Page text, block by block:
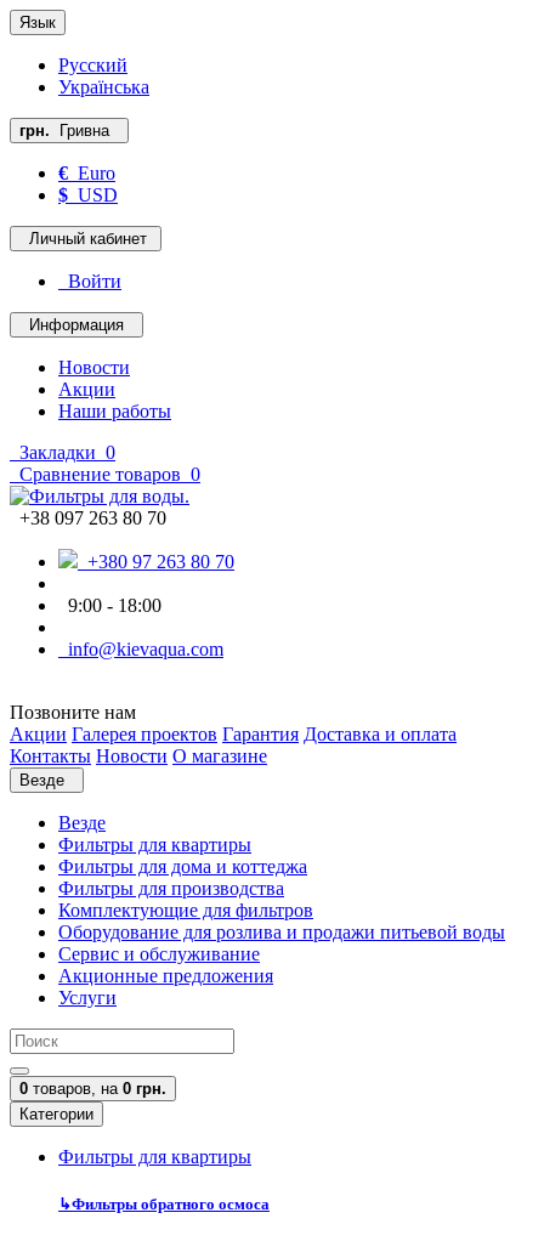
Язык
Русский
Українська
грн. Гривна
€ Euro
$ USD
Личный кабинет
Войти
Информация
Новости
Акции
Наши работы
Закладки 0
Сравнение товаров 0
+38 097 263 80 70
+380 97 263 80 70
9:00 - 18:00
info@kievaqua.com
Позвоните нам
Акции Галерея проектов Гарантия Доставка и оплата
Контакты Новости О магазине
Везде
Везде
Фильтры для квартиры
Фильтры для дома и коттеджа
Фильтры для производства
Комплектующие для фильтров
Оборудование для розлива и продажи питьевой воды
Сервис и обслуживание
Акционные предложения
Услуги
0 товаров, на 0 грн.
Категории
Фильтры для квартиры
↳Фильтры обратного осмоса